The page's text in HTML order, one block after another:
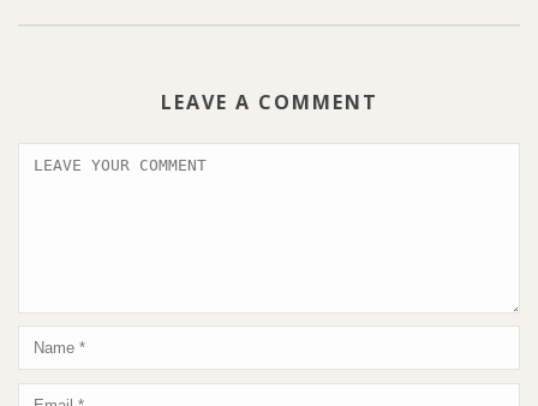
LEAVE A COMMENT